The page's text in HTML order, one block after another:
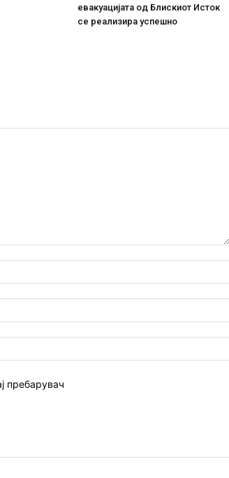
евакуацијата од Блискиот Исток
се реализира успешно
пребарувач